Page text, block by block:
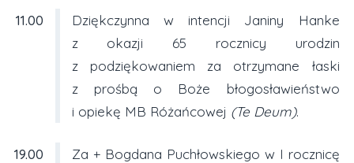
11.00
Dziękczynna w intencji Janiny Hanke
z okazji 65 rocznicy urodzin
z podziękowaniem za otrzymane łaski
z prośbą o Boże błogosławieństwo
i opiekę MB Różańcowej (Te Deum).
19.00
Za + Bogdana Puchłowskiego w I rocznicę